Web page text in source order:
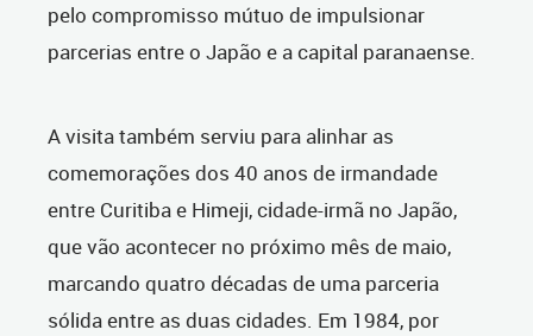
pelo compromisso mútuo de impulsionar
parcerias entre o Japão e a capital paranaense.
A visita também serviu para alinhar as
comemorações dos 40 anos de irmandade
entre Curitiba e Himeji, cidade-irmã no Japão,
que vão acontecer no próximo mês de maio,
marcando quatro décadas de uma parceria
sólida entre as duas cidades. Em 1984, por